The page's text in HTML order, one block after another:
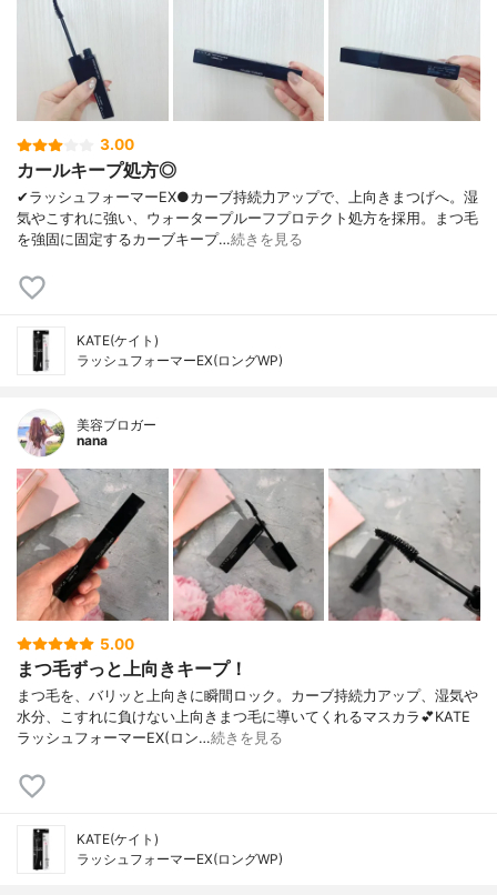
3.00
カールキープ処方◎
✔︎ラッシュフォーマーEX●カーブ持続力アップで、上向きまつげへ。湿
気やこすれに強い、ウォータープルーフプロテクト処方を採用。まつ毛
を強固に固定するカーブキープ…続きを見る
KATE(ケイト)
ラッシュフォーマーEX(ロングWP)
美容ブロガー
nana
5.00
まつ毛ずっと上向きキープ！
まつ毛を、バリッと上向きに瞬間ロック。カーブ持続力アップ、湿気や
水分、こすれに負けない上向きまつ毛に導いてくれるマスカラ💕KATE
ラッシュフォーマーEX(ロン…続きを見る
KATE(ケイト)
ラッシュフォーマーEX(ロングWP)